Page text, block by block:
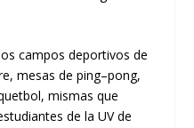
campos deportivos de
mesasde ping–pong,
,mismas que
de la UVde